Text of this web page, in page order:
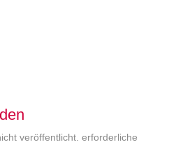
veröffentlicht. erforderliche